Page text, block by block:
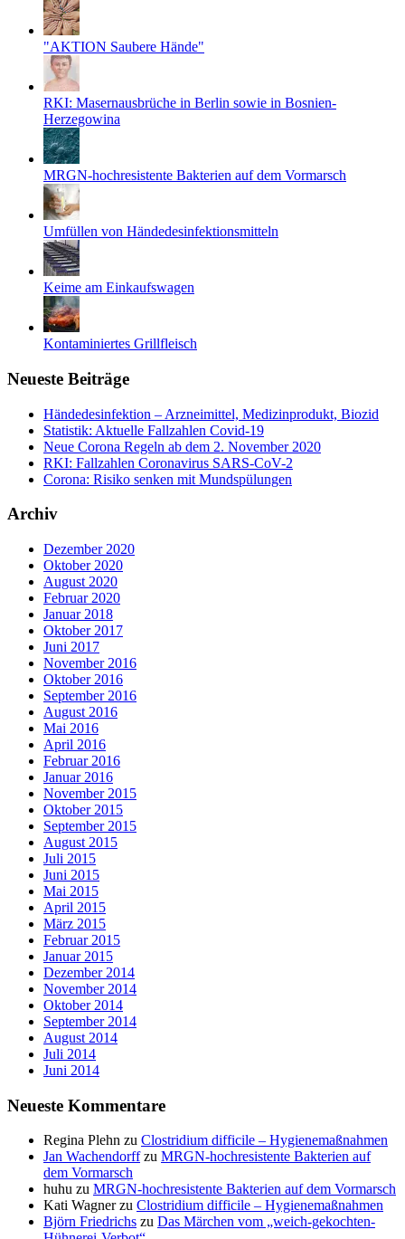
"AKTION Saubere Hände"
RKI: Masernausbrüche in Berlin sowie in Bosnien-
Herzegowina
MRGN-hochresistente Bakterien auf dem Vormarsch
Umfüllen von Händedesinfektionsmitteln
Keime am Einkaufswagen
Kontaminiertes Grillfleisch
Neueste Beiträge
Händedesinfektion – Arzneimittel, Medizinprodukt, Biozid
Statistik: Aktuelle Fallzahlen Covid-19
Neue Corona Regeln ab dem 2. November 2020
RKI: Fallzahlen Coronavirus SARS-CoV-2
Corona: Risiko senken mit Mundspülungen
Archiv
Dezember 2020
Oktober 2020
August 2020
Februar 2020
Januar 2018
Oktober 2017
Juni 2017
November 2016
Oktober 2016
September 2016
August 2016
Mai 2016
April 2016
Februar 2016
Januar 2016
November 2015
Oktober 2015
September 2015
August 2015
Juli 2015
Juni 2015
Mai 2015
April 2015
März 2015
Februar 2015
Januar 2015
Dezember 2014
November 2014
Oktober 2014
September 2014
August 2014
Juli 2014
Juni 2014
Neueste Kommentare
Regina Plehn zu Clostridium difficile – Hygienemaßnahmen
Jan Wachendorffzu MRGN-hochresistente Bakterien auf
dem Vormarsch
huhu zu MRGN-hochresistente Bakterien auf dem Vormarsch
Kati Wagnerzu Clostridium difficile – Hygienemaßnahmen
Björn Friedrichs zu Das Märchen vom „weich-gekochten-